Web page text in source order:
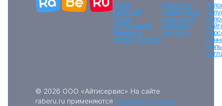
Поиск
вакансий
Поиск
сотрудников
Тарифы и
оплата Помощь
Новости и
статьи Наши
вакансииО
компании
Контакты
© 2026 ООО «Айтисервис» На сайте
raberu.ru применяются рекомендательные